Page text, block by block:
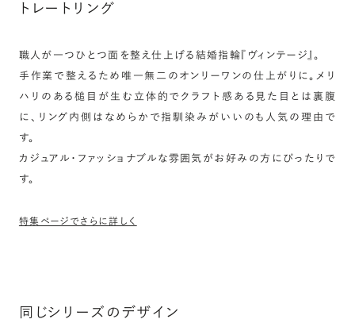
トレートリング
職人が一つひとつ面を整え仕上げる結婚指輪『ヴィンテージ』。
手作業で整えるため唯一無二のオンリーワンの仕上がりに。メリ
ハリのある槌目が生む立体的でクラフト感ある見た目とは裏腹
に、リング内側はなめらかで指馴染みがいいのも人気の理由で
す。
カジュアル・ファッショナブルな雰囲気がお好みの方にぴったりで
す。
特集ページでさらに詳しく
同じシリーズのデザイン